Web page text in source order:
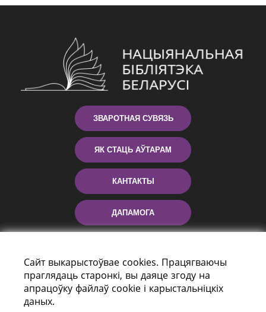
ЗВАРОТНАЯ СУВЯЗЬ
ЯК СТАЦЬ АЎТАРАМ
КАНТАКТЫ
ДАПАМОГА
Сайт выкарыстоўвае cookies. Працягваючы
праглядаць старонкі, вы даяце згоду на
апрацоўку файлаў cookie і карыстальніцкіх
даных.